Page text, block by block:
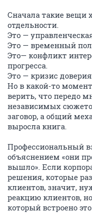
Сначала такие вещи
отдельности.
Это —
Это — временный
Это— конфликт
прогресса.
Это — кризис
Но в какой-то
верить, что передо
независимых
заговор, а общий
выросла книга.
Профессиональный
объяснением «они
вышло». Если
решения, которые
клиентов, значит,
реакцию клиентов,
который встроено